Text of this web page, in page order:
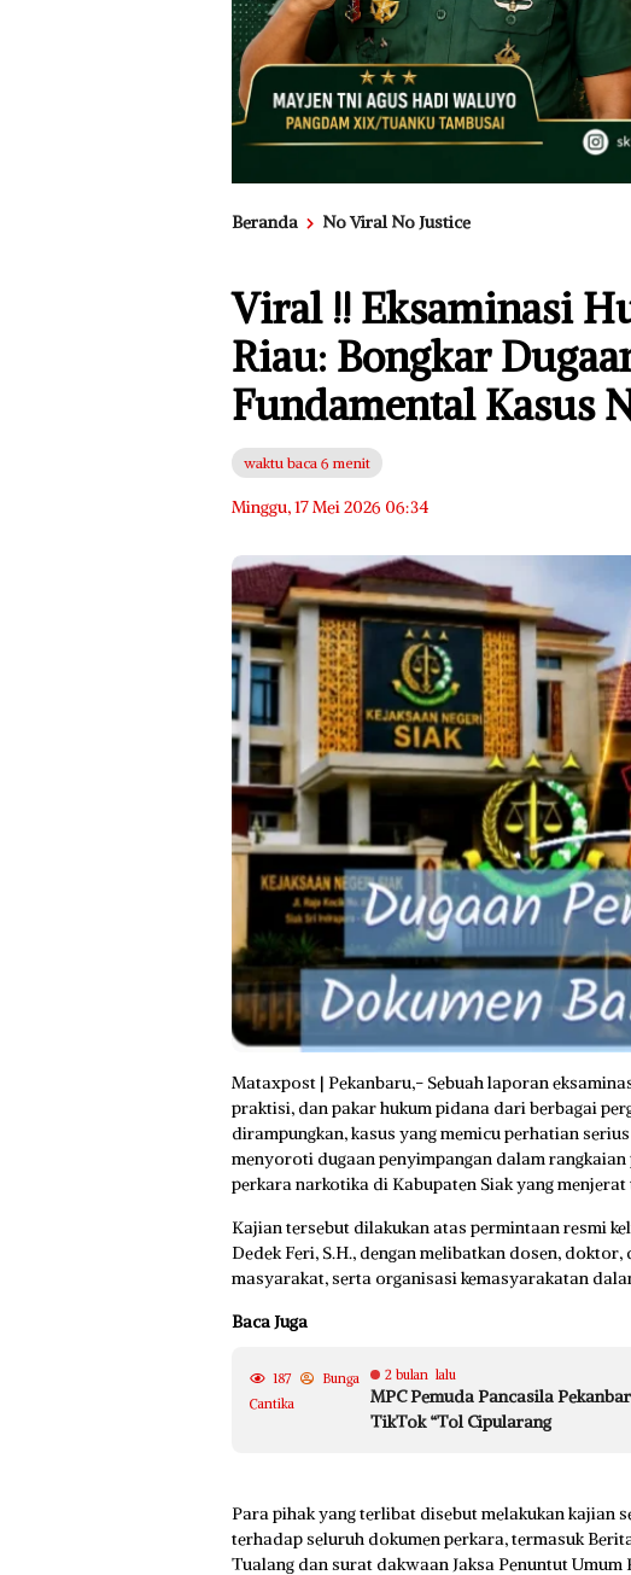
Beranda No Viral No Justice
Viral !! Eksaminasi
Riau: Bongkar
Fundamental Kasus
waktu baca 6 menit
Minggu, 17 Mei 2026 06:34
Mataxpost | Pekanbaru,- Sebuah laporan
praktisi, dan pakar hukum pidana dari berbagai
dirampungkan, kasus yang memicu perhatian
menyoroti dugaan penyimpangan dalam
perkara narkotika di Kabupaten Siak yang
Kajian tersebut dilakukan atas permintaan resmi
Dedek Feri, S.H., dengan melibatkan dosen,
masyarakat, serta organisasi kemasyarakatan
Baca Juga
2 bulan lalu
MPC Pemuda Pancasila
TikTok “Tol Cipularang
187
Bunga
Cantika
Para pihak yang terlibat disebut melakukan kajian
terhadap seluruh dokumen perkara, termasuk
Tualang dan surat dakwaan Jaksa Penuntut Umum